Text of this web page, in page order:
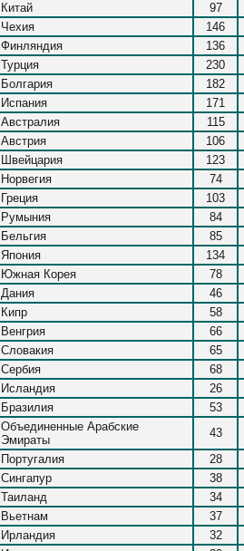
Китай
97
Чехия
146
Финляндия
136
Турция
230
Болгария
182
Испания
171
Австралия
115
Австрия
106
Швейцария
123
Норвегия
74
Греция
103
Румыния
84
Бельгия
85
Япония
134
Южная Корея
78
Дания
46
Кипр
58
Венгрия
66
Словакия
65
Сербия
68
Исландия
26
Бразилия
53
Объединенные Арабские
Эмираты
43
Португалия
28
Сингапур
38
Таиланд
34
Вьетнам
37
Ирландия
32